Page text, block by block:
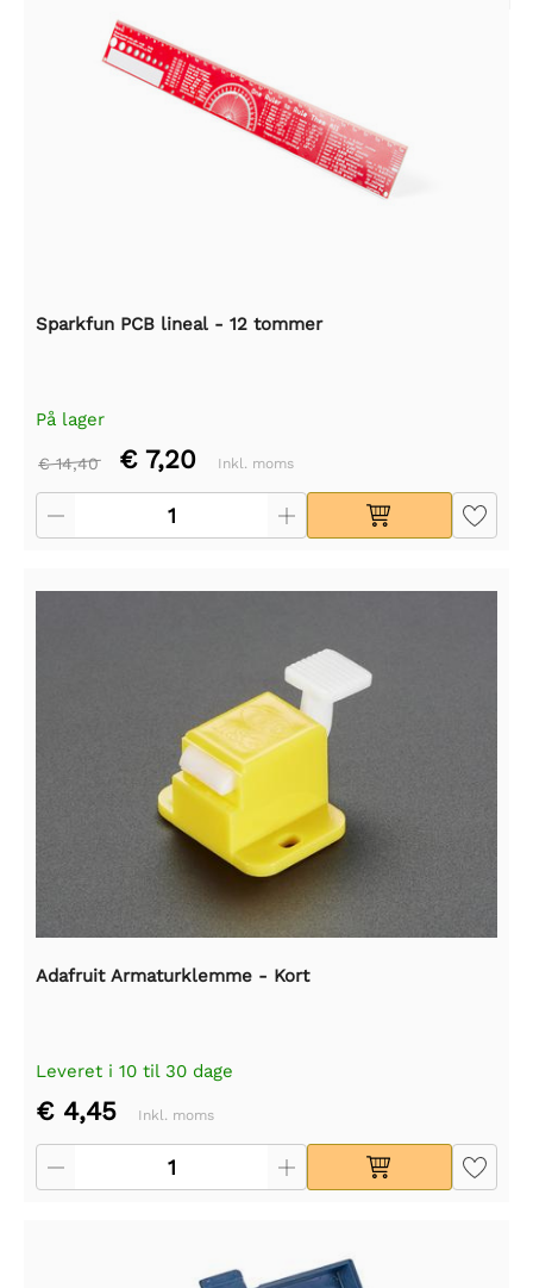
Sparkfun PCB lineal - 12 tommer
På lager
€ 14,40 € 7,20 Inkl. moms
Adafruit Armaturklemme - Kort
Leveret i 10 til 30 dage
€ 4,45 Inkl. moms